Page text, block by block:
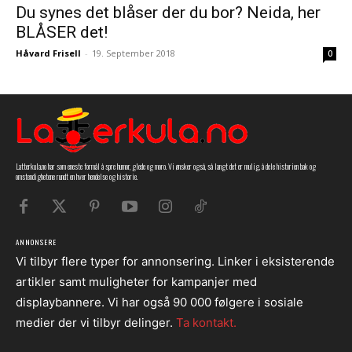
Du synes det blåser der du bor? Neida, her
BLÅSER det!
Håvard Frisell - 19. September 2018 0
Latterkula.no har som eneste formål å spre humor, glede og moro. Vi ønsker også, så langt det er mulig, å dele historien bak og
omstendighetene rundt en hver hendelse og historie.
ANNONSERE
Vi tilbyr flere typer for annonsering. Linker i eksisterende
artikler samt muligheter for kampanjer med
displaybannere. Vi har også 90 000 følgere i sosiale
medier der vi tilbyr delinger. Ta kontakt.